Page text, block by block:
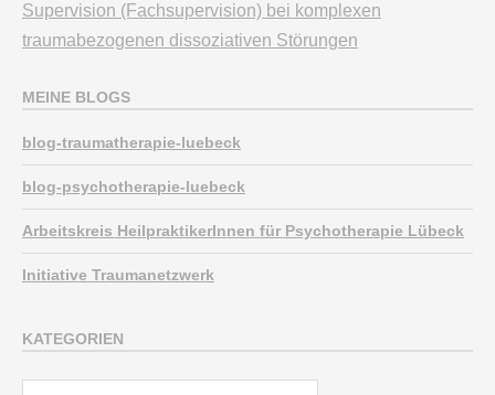
Supervision (Fachsupervision) bei komplexen
traumabezogenen dissoziativen Störungen
MEINE BLOGS
blog-traumatherapie-luebeck
blog-psychotherapie-luebeck
Arbeitskreis HeilpraktikerInnen für Psychotherapie Lübeck
Initiative Traumanetzwerk
KATEGORIEN